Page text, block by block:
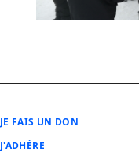
JE FAIS UN DON
J'ADHÈRE